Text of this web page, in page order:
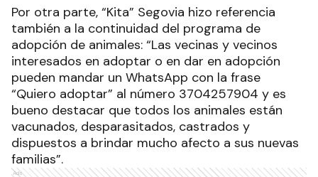
Por otra parte, “Kita” Segovia hizo referencia
también a la continuidad del programa de
adopción de animales: “Las vecinas y vecinos
interesados en adoptar o en dar en adopción
pueden mandar un WhatsApp con la frase
“Quiero adoptar” al número 3704257904 y es
bueno destacar que todos los animales están
vacunados, desparasitados, castrados y
dispuestos a brindar mucho afecto a sus nuevas
familias”.
Ads